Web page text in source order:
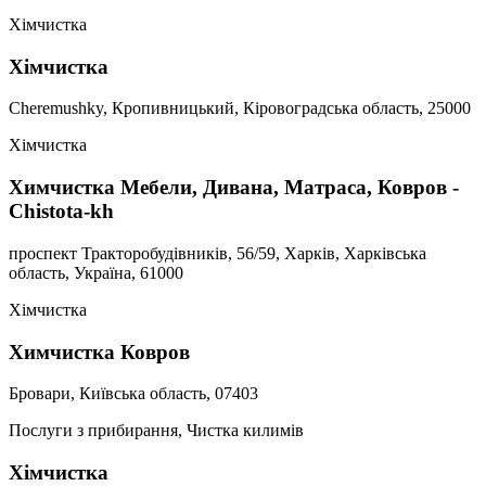
Хімчистка
Хімчистка
Cheremushky, Кропивницький, Кіровоградська область, 25000
Хімчистка
Химчистка Мебели, Дивана, Матраса, Ковров -
Chistota-kh
проспект Тракторобудівників, 56/59, Харків, Харківська
область, Україна, 61000
Хімчистка
Химчистка Ковров
Бровари, Київська область, 07403
Послуги з прибирання, Чистка килимів
Хімчистка